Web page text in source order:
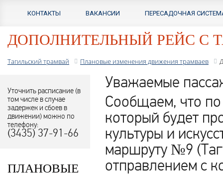
КОНТАКТЫ ВАКАНСИИ ПЕРЕСАДОЧНАЯ
ДОПОЛНИТЕЛЬНЫЙ РЕЙС С
Тагильский трамвай Плановые изменения движения трамваев
Уважаемые
Сообщаем, что
который будет
культуры и
маршруту №9
отправлением с
Уточнить расписание (в
том числе в случае
задержек и сбоев в
движении) можно по
телефону:
(3435) 37-91-66
ПЛАНОВЫЕ